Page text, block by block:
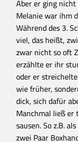
Aber er ging
Melanie war ihm
Während des 3.
viel, das heißt,
zwar nicht so oft
erzählte er ihr
oder er
wie früher,
dick, sich dafür
Manchmal ließ er
sausen. So z.B.
zwei Paar